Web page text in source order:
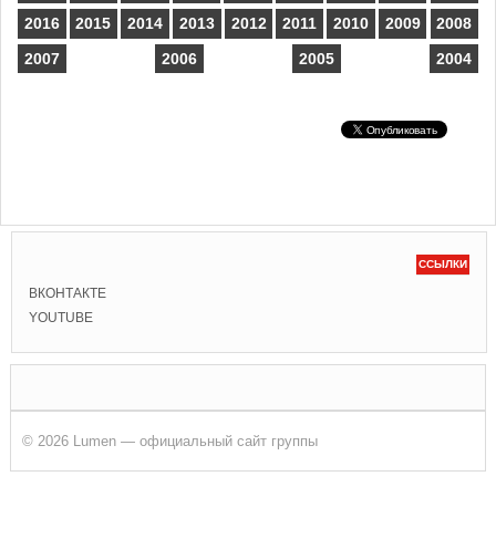
2016
2015 2014 2013 2012 2011 2010 2009
2008
2007
2006 2005 2004
ССЫЛКИ
ВКОНТАКТЕ
YOUTUBE
© 2026 Lumen — официальный сайт группы